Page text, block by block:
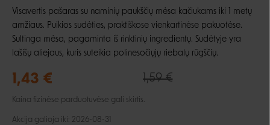
Visavertis pašaras su naminių paukščių mėsa kačiukams iki 1 metų
amžiaus. Puikios sudėties, praktiškose vienkartinėse pakuotėse.
Sultinga mėsa, pagaminta iš rinktinių ingredientų. Sudėtyje yra
lašišų aliejaus, kuris suteikia polinesočiųjų riebalų rūgščių.
1,43 € 1,59 €
Kaina fizinėse parduotuvėse gali skirtis.
Akcija galioja iki: 2026-08-31